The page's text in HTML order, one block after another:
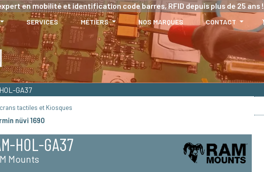
en mobilité et identification code barres, RFID depuis plus de 25 ans !
SERVICES MÉTIERS NOS MARQUES CONTACT
GA37
tactiles et Kiosques
nüvi 1690
HOL-GA37
Mounts